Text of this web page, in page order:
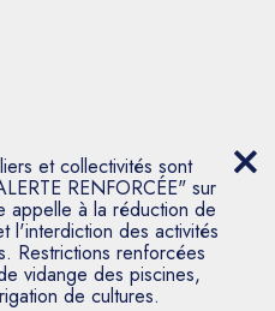
et collectivités sont
RENFORCÉE" sur
appelle à la réduction de
l'interdiction des activités
Restrictions renforcées
vidange des piscines,
de cultures.